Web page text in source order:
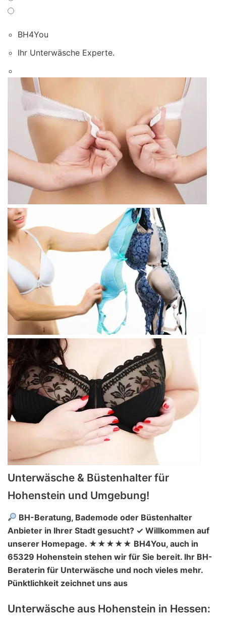
BH4You
Ihr Unterwäsche Experte.
Unterwäsche & Büstenhalter für
Hohenstein und Umgebung!
BH-Beratung, Bademode oder Büstenhalter
Anbieter in Ihrer Stadt gesucht? ✓ Willkommen auf
unserer Homepage. ★★★★★ BH4You, auch in
65329 Hohenstein stehen wir für Sie bereit. Ihr BH-
Beraterin für Unterwäsche und noch vieles mehr.
Pünktlichkeit zeichnet uns aus
Unterwäsche aus Hohenstein in Hessen: